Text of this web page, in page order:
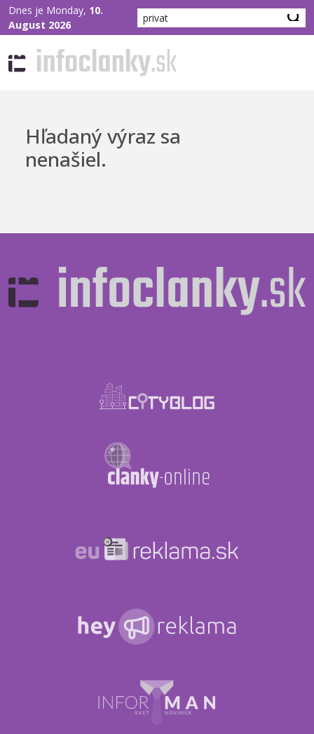
Dnes je Monday, 10.
August 2026
Hľadaný výraz sa
nenašiel.